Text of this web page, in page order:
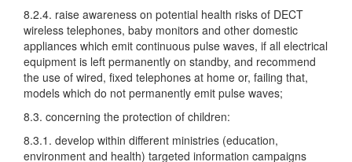
8.2.4. raise awareness on potential health risks of DECT
wireless telephones, baby monitors and other domestic
appliances which emit continuous pulse waves, if all electrical
equipment is left permanently on standby, and recommend
the use of wired, fixed telephones at home or, failing that,
models which do not permanently emit pulse waves;
8.3. concerning the protection of children:
8.3.1. develop within different ministries (education,
environment and health) targeted information campaigns